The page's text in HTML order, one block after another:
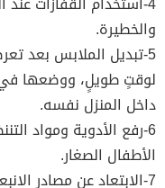
والخطيرة.
5-تبديل الملابس بعد
لوقتٍ طويلٍ، ووضعها
داخل المنزل نفسه.
6-رفع الأدوية ومواد
الأطفال الصغار.
7-الابتعاد عن مصادر